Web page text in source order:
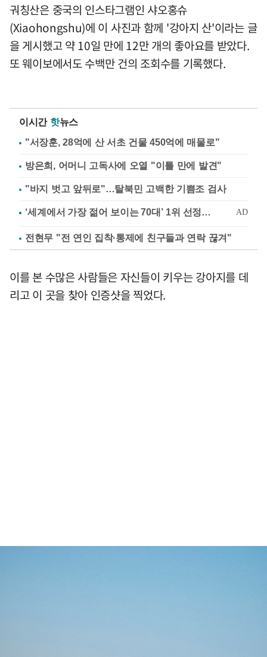
궈칭산은 중국의 인스타그램인 샤오홍슈
(Xiaohongshu)에 이 사진과 함께 '강아지 산'이라는 글
을 게시했고 약 10일 만에 12만 개의 좋아요를 받았다.
또 웨이보에서도 수백만 건의 조회수를 기록했다.
이시간 핫뉴스
"서장훈, 28억에 산 서초 건물 450억에 매물로"
방은희, 어머니 고독사에 오열 "이틀 만에 발견"
"바지 벗고 앞뒤로"…탈북민 고백한 기쁨조 검사
전현무 "전 연인 집착·통제에 친구들과 연락 끊겨"
이를 본 수많은 사람들은 자신들이 키우는 강아지를 데
리고 이 곳을 찾아 인증샷을 찍었다.